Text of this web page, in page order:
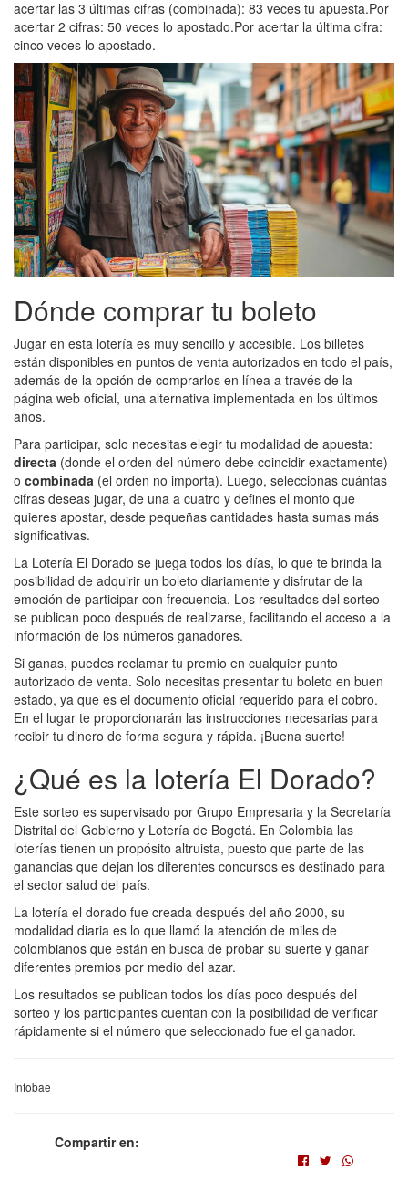
acertar las 3 últimas cifras (combinada): 83 veces tu apuesta.Por
acertar 2 cifras: 50 veces lo apostado.Por acertar la última cifra:
cinco veces lo apostado.
Dónde comprar tu boleto
Jugar en esta lotería es muy sencillo y accesible. Los billetes
están disponibles en puntos de venta autorizados en todo el país,
además de la opción de comprarlos en línea a través de la
página web oficial, una alternativa implementada en los últimos
años.
Para participar, solo necesitas elegir tu modalidad de apuesta:
directa (donde el orden del número debe coincidir exactamente)
o combinada (el orden no importa). Luego, seleccionas cuántas
cifras deseas jugar, de una a cuatro y defines el monto que
quieres apostar, desde pequeñas cantidades hasta sumas más
significativas.
La Lotería El Dorado se juega todos los días, lo que te brinda la
posibilidad de adquirir un boleto diariamente y disfrutar de la
emoción de participar con frecuencia. Los resultados del sorteo
se publican poco después de realizarse, facilitando el acceso a la
información de los números ganadores.
Si ganas, puedes reclamar tu premio en cualquier punto
autorizado de venta. Solo necesitas presentar tu boleto en buen
estado, ya que es el documento oficial requerido para el cobro.
En el lugar te proporcionarán las instrucciones necesarias para
recibir tu dinero de forma segura y rápida. ¡Buena suerte!
¿Qué es la lotería El Dorado?
Este sorteo es supervisado por Grupo Empresaria y la Secretaría
Distrital del Gobierno y Lotería de Bogotá. En Colombia las
loterías tienen un propósito altruista, puesto que parte de las
ganancias que dejan los diferentes concursos es destinado para
el sector salud del país.
La lotería el dorado fue creada después del año 2000, su
modalidad diaria es lo que llamó la atención de miles de
colombianos que están en busca de probar su suerte y ganar
diferentes premios por medio del azar.
Los resultados se publican todos los días poco después del
sorteo y los participantes cuentan con la posibilidad de verificar
rápidamente si el número que seleccionado fue el ganador.
Infobae
Compartir en: